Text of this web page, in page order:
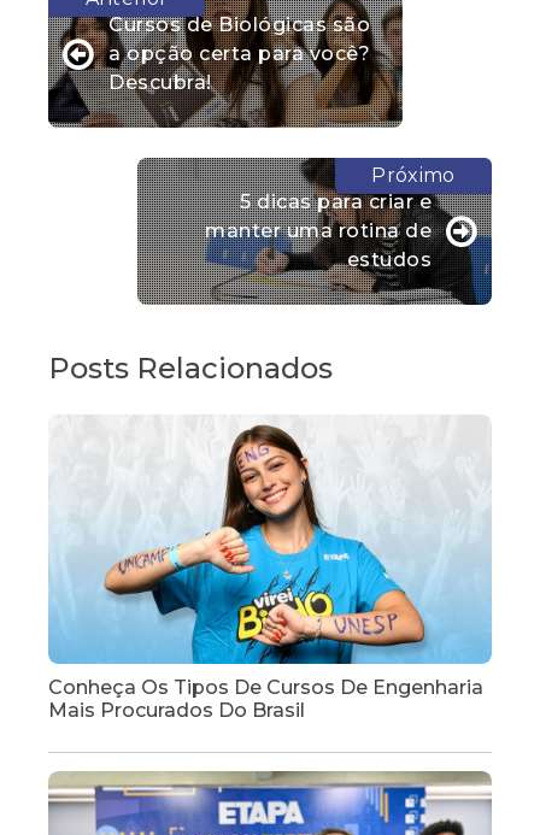
Cursos de Biológicas são
a opção certa para você?
Descubra!
5 dicas para criar e
manter uma rotina de
estudos
Posts Relacionados
Conheça Os Tipos De Cursos De Engenharia
Mais Procurados Do Brasil